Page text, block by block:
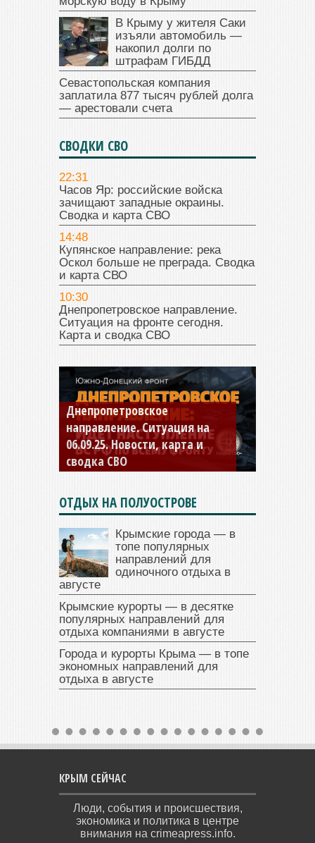
В Крыму у жителя Саки
изъяли автомобиль —
накопил долги по
штрафам ГИБДД
Севастопольская компания
заплатила 877 тысяч рублей долга
— арестовали счета
СВОДКИ СВО
22:31
Часов Яр: российские войска
зачищают западные окраины.
Сводка и карта СВО
14:48
Купянское направление: река
Оскол больше не преграда. Сводка
и карта СВО
10:30
Днепропетровское направление.
Ситуация на фронте сегодня.
Карта и сводка СВО
Константиновское
направление. Ситуация на
04.09.25 Новости, карта и
сводка СВО
ОТДЫХ НА ПОЛУОСТРОВЕ
Крымские города — в
топе популярных
направлений для
одиночного отдыха в
августе
Крымские курорты — в десятке
популярных направлений для
отдыха компаниями в августе
Города и курорты Крыма — в топе
экономных направлений для
отдыха в августе
КРЫМ СЕЙЧАС
Люди, события и происшествия,
экономика и политика в центре
внимания на crimeapress.info.